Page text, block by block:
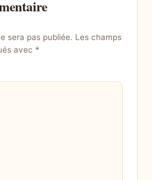
sera pas publiée. Les champs
avec *